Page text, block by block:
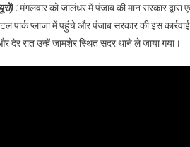
:मंगलवार को जालंधर में पंजाब की मान सरकार
पार्क प्लाजा में पहुंचे और पंजाब सरकार की इस
देर रात उन्हें जामशेर स्थित सदर थाने ले जाया गया।